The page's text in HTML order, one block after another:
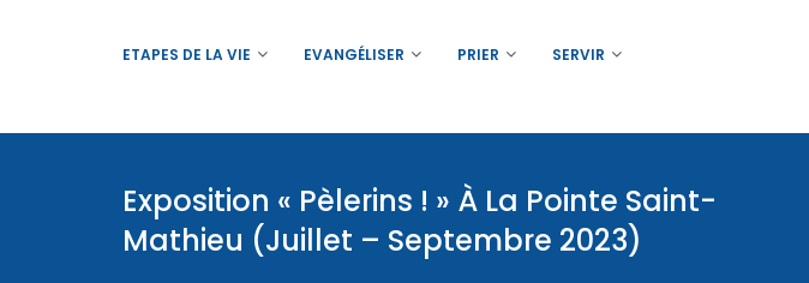
ETAPES DE LA VIE EVANGÉLISER PRIER SERVIR
Exposition « Pèlerins ! » À La Pointe Saint-
Mathieu (Juillet – Septembre 2023)